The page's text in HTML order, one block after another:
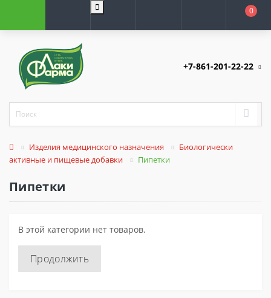
0
+7-861-201-22-22
Изделия медицинского назначения
Биологически
активные и пищевые добавки
Пипетки
Пипетки
В этой категории нет товаров.
Продолжить